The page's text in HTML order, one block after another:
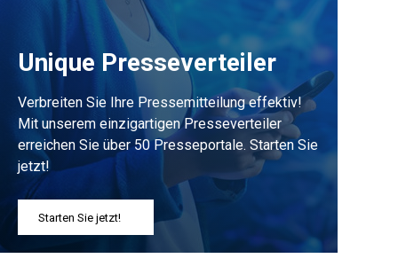
Unique Presseverteiler
Verbreiten Sie Ihre Pressemitteilung effektiv!
Mit unserem einzigartigen Presseverteiler
erreichen Sie über 50 Presseportale. Starten Sie
jetzt!
Starten Sie jetzt!